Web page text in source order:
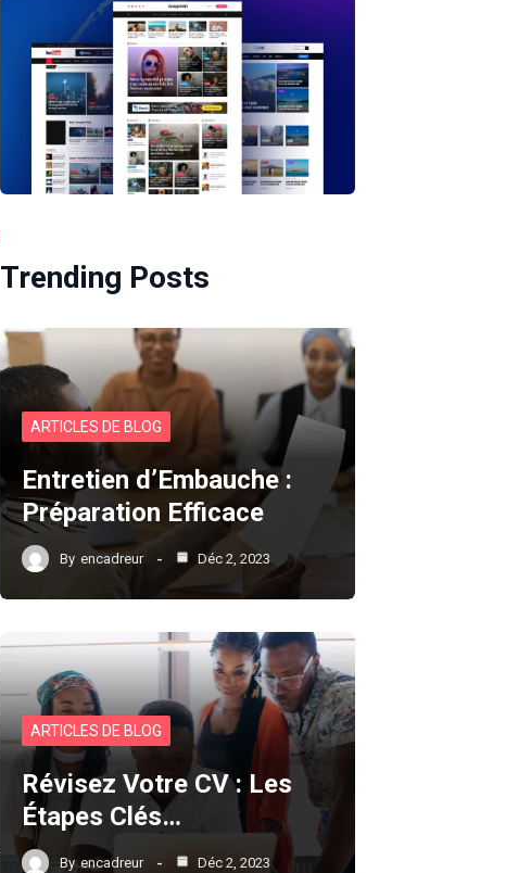
Trending Posts
ARTICLES DE BLOG
Entretien d’Embauche :
Préparation Efficace
By encadreur Déc 2, 2023
ARTICLES DE BLOG
Révisez Votre CV : Les
Étapes Clés…
By encadreur Déc 2, 2023